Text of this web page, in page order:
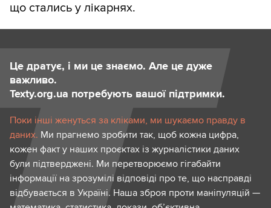
що стались у лікарнях.
Це дратує, і ми це знаємо. Але це дуже
важливо.
Texty.org.ua потребують вашої підтримки.
Поки інші женуться за кліками, ми шукаємо правду в
даних. Ми прагнемо зробити так, щоб кожна цифра,
кожен факт у наших проєктах із журналістики даних
були підтверджені. Ми перетворюємо гігабайти
інформації на зрозумілі відповіді про те, що насправді
відбувається в Україні. Наша зброя проти маніпуляцій —